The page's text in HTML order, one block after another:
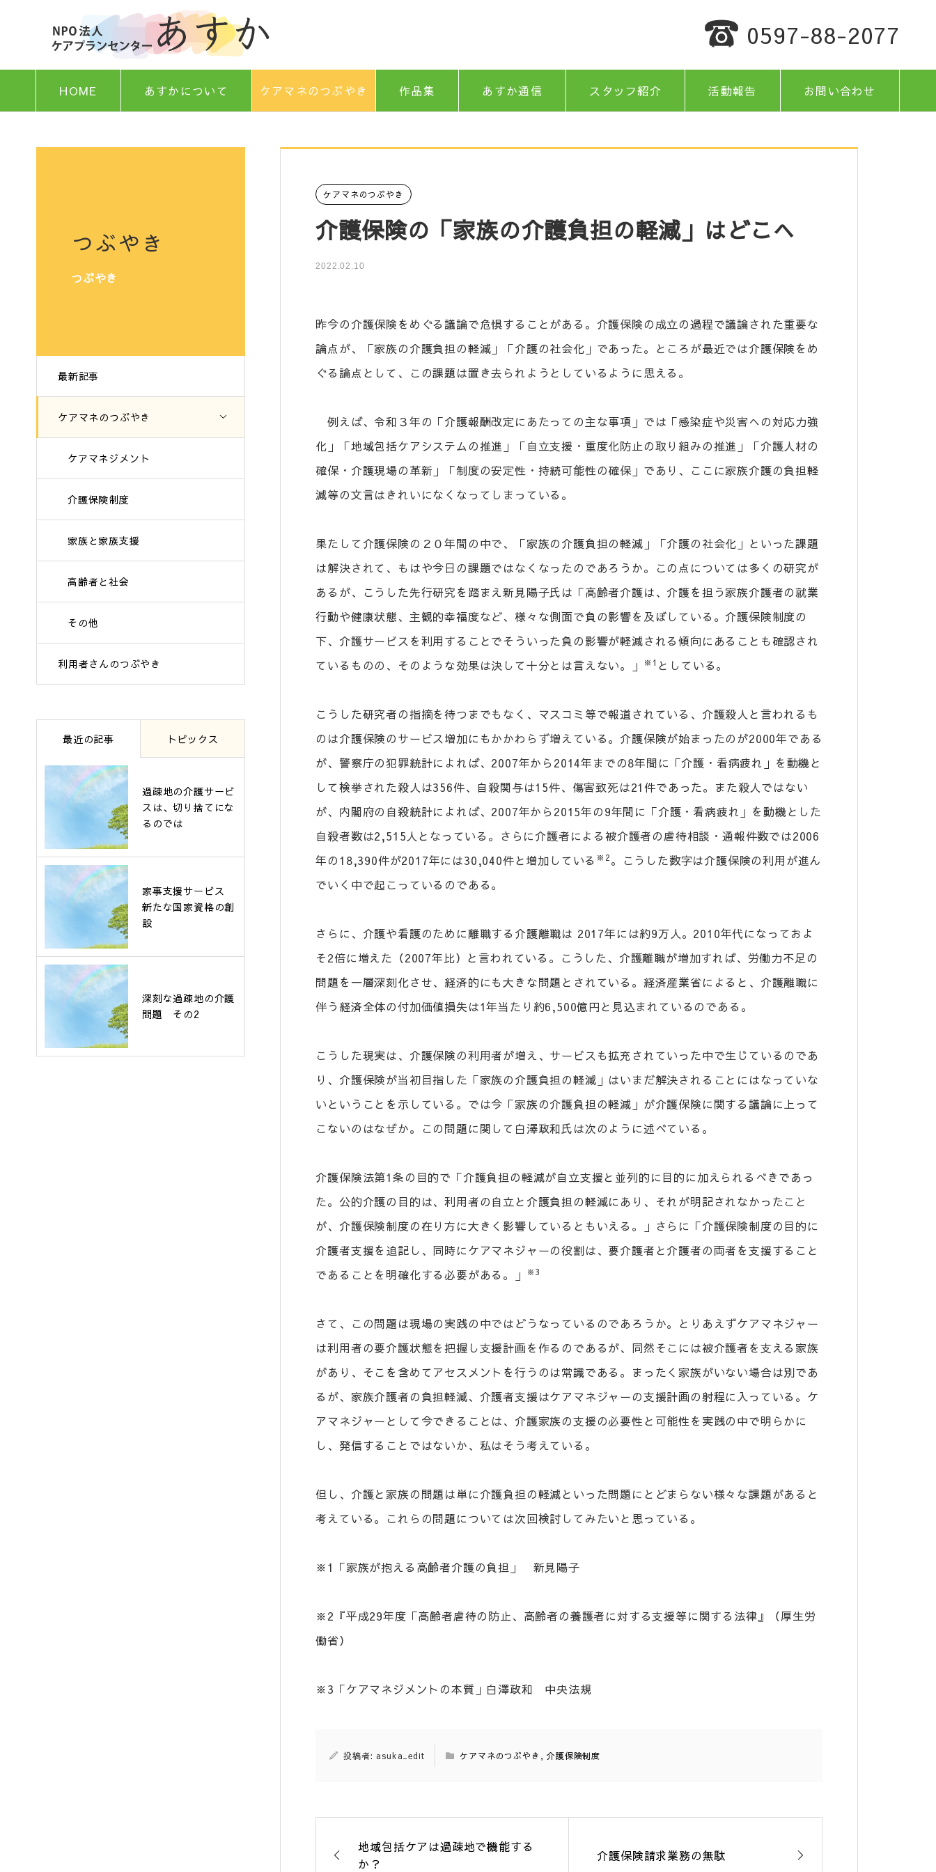
0597-88-2077
HOME あすかについて ケアマネのつぶやき 作品集 あすか通信 スタッフ紹介 活動報告 お問い合わせ
つぶやき
つぶやき
最新記事
ケアマネのつぶやき
ケアマネジメント
介護保険制度
家族と家族支援
高齢者と社会
その他
利用者さんのつぶやき
ケアマネのつぶやき
介護保険の「家族の介護負担の軽減」はどこへ
2022.02.10
昨今の介護保険をめぐる議論で危惧することがある。介護保険の成立の過程で議論された重要な
論点が、「家族の介護負担の軽減」「介護の社会化」であった。ところが最近では介護保険をめ
ぐる論点として、この課題は置き去られようとしているように思える。
例えば、令和３年の「介護報酬改定にあたっての主な事項」では「感染症や災害への対応力強
化」「地域包括ケアシステムの推進」「自立支援・重度化防止の取り組みの推進」「介護人材の
確保・介護現場の革新」「制度の安定性・持続可能性の確保」であり、ここに家族介護の負担軽
減等の文言はきれいになくなってしまっている。
果たして介護保険の２０年間の中で、「家族の介護負担の軽減」「介護の社会化」といった課題
は解決されて、もはや今日の課題ではなくなったのであろうか。この点については多くの研究が
あるが、こうした先行研究を踏まえ新見陽子氏は「高齢者介護は、介護を担う家族介護者の就業
行動や健康状態、主観的幸福度など、様々な側面で負の影響を及ぼしている。介護保険制度の
下、介護サービスを利用することでそういった負の影響が軽減される傾向にあることも確認され
ているものの、そのような効果は決して十分とは言えない。」
※1 としている。
こうした研究者の指摘を待つまでもなく、マスコミ等で報道されている、介護殺人と言われるも
のは介護保険のサービス増加にもかかわらず増えている。介護保険が始まったのが2000年である
が、警察庁の犯罪統計によれば、2007年から2014年までの8年間に「介護・看病疲れ」を動機と
して検挙された殺人は356件、自殺関与は15件、傷害致死は21件であった。また殺人ではない
が、内閣府の自殺統計によれば、2007年から2015年の9年間に「介護・看病疲れ」を動機とした
自殺者数は2,515人となっている。さらに介護者による被介護者の虐待相談・通報件数では2006
年の18,390件が2017年には30,040件と増加している ※2。こうした数字は介護保険の利用が進ん
でいく中で起こっているのである。
さらに、介護や看護のために離職する介護離職は 2017年には約9万人。2010年代になっておよ
そ2倍に増えた（2007年比）と言われている。こうした、介護離職が増加すれば、労働力不足の
問題を一層深刻化させ、経済的にも大きな問題とされている。経済産業省によると、介護離職に
伴う経済全体の付加価値損失は1年当たり約6,500億円と見込まれているのである。
こうした現実は、介護保険の利用者が増え、サービスも拡充されていった中で生じているのであ
り、介護保険が当初目指した「家族の介護負担の軽減」はいまだ解決されることにはなっていな
いということを示している。では今「家族の介護負担の軽減」が介護保険に関する議論に上って
こないのはなぜか。この問題に関して白澤政和氏は次のように述べている。
介護保険法第1条の目的で「介護負担の軽減が自立支援と並列的に目的に加えられるべきであっ
た。公的介護の目的は、利用者の自立と介護負担の軽減にあり、それが明記されなかったこと
が、介護保険制度の在り方に大きく影響しているともいえる。」さらに「介護保険制度の目的に
介護者支援を追記し、同時にケアマネジャーの役割は、要介護者と介護者の両者を支援すること
であることを明確化する必要がある。」
※3
さて、この問題は現場の実践の中ではどうなっているのであろうか。とりあえずケアマネジャー
は利用者の要介護状態を把握し支援計画を作るのであるが、同然そこには被介護者を支える家族
があり、そこを含めてアセスメントを行うのは常識である。まったく家族がいない場合は別であ
るが、家族介護者の負担軽減、介護者支援はケアマネジャーの支援計画の射程に入っている。ケ
アマネジャーとして今できることは、介護家族の支援の必要性と可能性を実践の中で明らかに
し、発信することではないか、私はそう考えている。
但し、介護と家族の問題は単に介護負担の軽減といった問題にとどまらない様々な課題があると
考えている。これらの問題については次回検討してみたいと思っている。
※1「家族が抱える高齢者介護の負担」 新見陽子
※2『平成29年度「高齢者虐待の防止、高齢者の養護者に対する支援等に関する法律』（厚生労
働省）
※3「ケアマネジメントの本質」白澤政和 中央法規
投稿者: asuka_edit ケアマネのつぶやき ,介護保険制度
地域包括ケアは過疎地で機能する
か？
介護保険請求業務の無駄
最近の記事 トピックス
過疎地の介護サービ
スは、切り捨てにな
るのでは
家事支援サービス
新たな国家資格の創
設
深刻な過疎地の介護
問題 その2